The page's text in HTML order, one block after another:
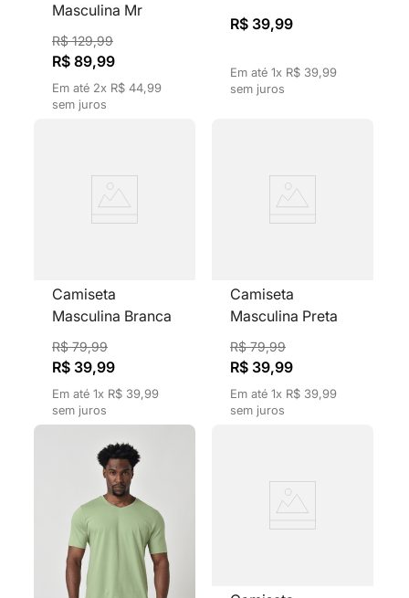
Masculina Mr
Kitsch Tricô
Rendado Vazado
R$ 129,99
R$ 89,99
Em até 2x R$ 44,99
sem juros
R$ 39,99
Em até 1x R$ 39,99
sem juros
Camiseta
Masculina Branca
Gola Careca
Estampada
R$ 79,99
R$ 39,99
Em até 1x R$ 39,99
sem juros
Camiseta
Masculina Preta
Gola Careca
Estampada 1985
R$ 79,99
R$ 39,99
Em até 1x R$ 39,99
sem juros